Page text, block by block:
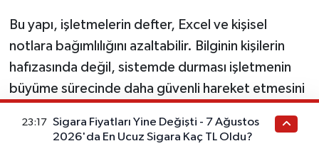
Bu yapı, işletmelerin defter, Excel ve kişisel
notlara bağımlılığını azaltabilir. Bilginin kişilerin
hafızasında değil, sistemde durması işletmenin
büyüme sürecinde daha güvenli hareket etmesini
Müteahhitin Kararı Güncel Veriye Dayanmalı
23:17 Sigara Fiyatları Yine Değişti - 7 Ağustos
2026'da En Ucuz Sigara Kaç TL Oldu?